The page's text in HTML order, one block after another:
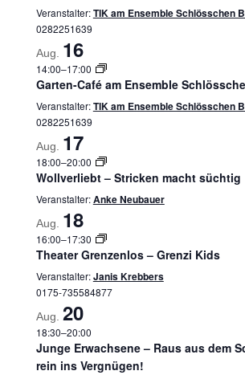
Veranstalter:TIK am Ensemble Schlösschen
0282251639
Aug. 16
14:00–17:00
Garten-Café am Ensemble
Veranstalter:TIK am Ensemble Schlösschen
0282251639
Aug. 17
18:00–20:00
Wollverliebt – Stricken macht süchtig
Veranstalter:Anke Neubauer
Aug. 18
16:00–17:30
Theater Grenzenlos – Grenzi Kids
Veranstalter:Janis Krebbers
0175-735584877
Aug. 20
18:30–20:00
Junge Erwachsene – Raus aus dem
rein ins Vergnügen!